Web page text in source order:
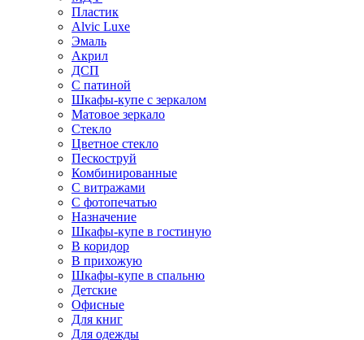
Пластик
Alvic Luxe
Эмаль
Акрил
ДСП
С патиной
Шкафы-купе с зеркалом
Матовое зеркало
Стекло
Цветное стекло
Пескоструй
Комбинированные
С витражами
С фотопечатью
Назначение
Шкафы-купе в гостиную
В коридор
В прихожую
Шкафы-купе в спальню
Детские
Офисные
Для книг
Для одежды